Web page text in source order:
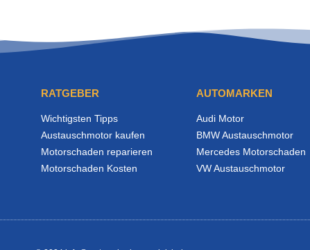
RATGEBER
Wichtigsten Tipps
Austauschmotor kaufen
Motorschaden reparieren
Motorschaden Kosten
AUTOMARKEN
Audi Motor
BMW Austauschmotor
Mercedes Motorschaden
VW Austauschmotor